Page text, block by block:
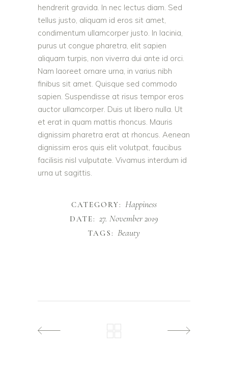
hendrerit gravida. In nec lectus diam. Sed
tellus justo, aliquam id eros sit amet,
condimentum ullamcorper justo. In lacinia,
purus ut congue pharetra, elit sapien
aliquam turpis, non viverra dui ante id orci.
Nam laoreet ornare urna, in varius nibh
finibus sit amet. Quisque sed commodo
sapien. Suspendisse at risus tempor eros
auctor ullamcorper. Duis ut libero nulla. Ut
et erat in quam mattis rhoncus. Mauris
dignissim pharetra erat at rhoncus. Aenean
dignissim eros quis elit volutpat, faucibus
facilisis nisl vulputate. Vivamus interdum id
urna ut sagittis.
CATEGORY: Happiness
DATE: 27. November 2019
TAGS: Beauty